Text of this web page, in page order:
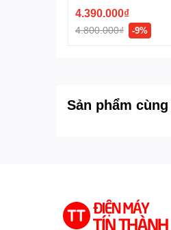
4.390.000₫
4.800.000₫ -9%
Sản phẩm